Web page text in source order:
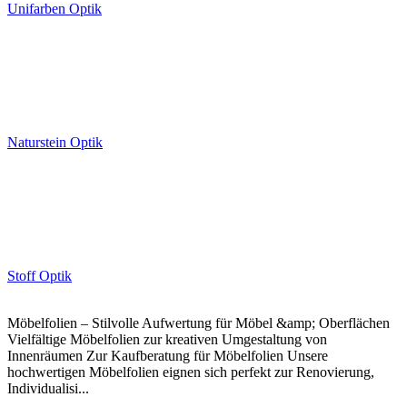
Unifarben Optik
Naturstein Optik
Stoff Optik
Möbelfolien – Stilvolle Aufwertung für Möbel &amp; Oberflächen
Vielfältige Möbelfolien zur kreativen Umgestaltung von
Innenräumen Zur Kaufberatung für Möbelfolien Unsere
hochwertigen Möbelfolien eignen sich perfekt zur Renovierung,
Individualisi...